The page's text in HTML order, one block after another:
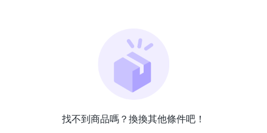
找不到商品嗎？換換其他條件吧！